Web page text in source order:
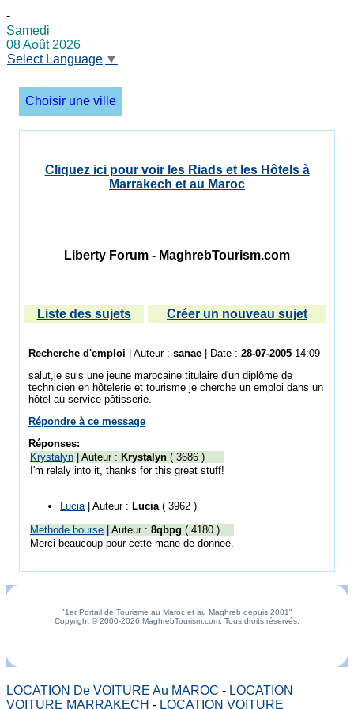
-
Samedi
08 Août 2026
Select Language ▼
Choisir une ville
Cliquez ici pour voir les Riads et les Hôtels à
Marrakech et au Maroc
Liberty Forum - MaghrebTourism.com
Liste des sujets Créer un nouveau sujet
Recherche d'emploi | Auteur : sanae | Date : 28-07-2005 14:09
salut,je suis une jeune marocaine titulaire d'un diplôme de
technicien en hôtelerie et tourisme je cherche un emploi dans un
hôtel au service pâtisserie.
Répondre à ce message
Réponses:
Krystalyn | Auteur : Krystalyn ( 3686 )
I'm relaly into it, thanks for this great stuff!
Lucia| Auteur : Lucia( 3962 )
Methode bourse | Auteur : 8qbpg ( 4180 )
Merci beaucoup pour cette mane de donnee.
"1er Portail de Tourisme au Maroc et au Maghreb depuis 2001"
Copyright © 2000-2026 MaghrebTourism.com, Tous droits réservés.
LOCATION De VOITURE Au MAROC - LOCATION
VOITURE MARRAKECH - LOCATION VOITURE